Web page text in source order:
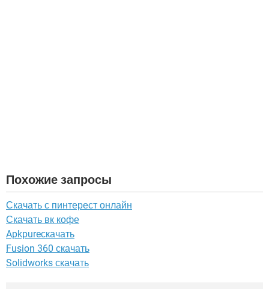
Похожие запросы
Скачать с пинтерест онлайн
Скачать вк кофе
Apkpureскачать
Fusion 360 скачать
Solidworks скачать